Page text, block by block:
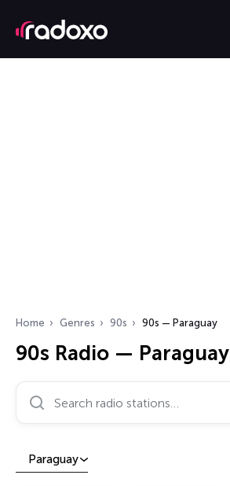
Home Genres 90s 90s — Paraguay
90s Radio — Paraguay
Search radio stations…
Paraguay